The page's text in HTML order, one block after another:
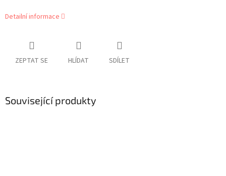
Detailní informace
ZEPTAT SE HLÍDAT SDÍLET
Související produkty